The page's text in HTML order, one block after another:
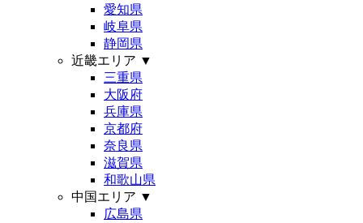
愛知県
岐阜県
静岡県
近畿エリア ▼
三重県
大阪府
兵庫県
京都府
奈良県
滋賀県
和歌山県
中国エリア ▼
広島県